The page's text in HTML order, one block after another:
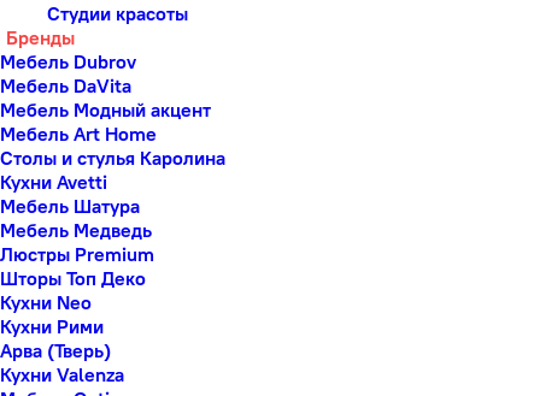
Студии красоты
Бренды
Мебель Dubrov
Мебель DaVita
Мебель Модный акцент
Мебель Art Home
Столы и стулья Каролина
Кухни Avetti
Мебель Шатура
Мебель Медведь
Люстры Premium
Шторы Топ Деко
Кухни Neo
Кухни Рими
Арва (Тверь)
Кухни Valenza